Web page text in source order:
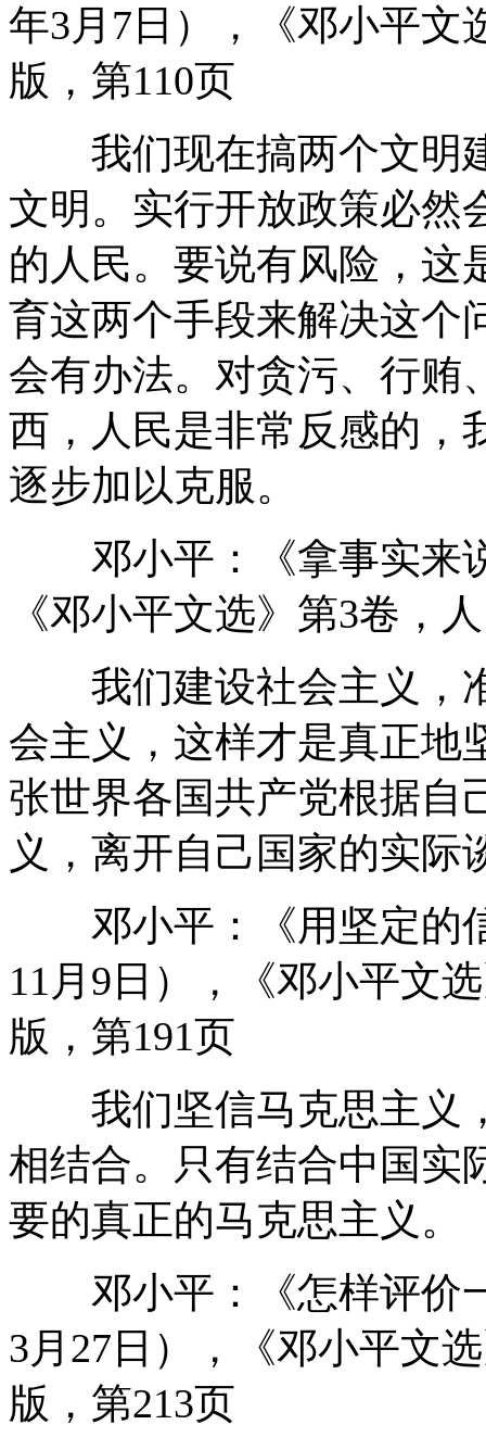
年3月7日），《邓小平文
版，第110页
我们现在搞两个文明
文明。实行开放政策必然
的人民。要说有风险，这
育这两个手段来解决这个
会有办法。对贪污、行贿
西，人民是非常反感的，
逐步加以克服。
邓小平：《拿事实来说
《邓小平文选》第3卷，
我们建设社会主义，
会主义，这样才是真正地
张世界各国共产党根据自
义，离开自己国家的实际
邓小平：《用坚定的信
11月9日），《邓小平文
版，第191页
我们坚信马克思主义
相结合。只有结合中国实
要的真正的马克思主义。
邓小平：《怎样评价一
3月27日），《邓小平文
版，第213页